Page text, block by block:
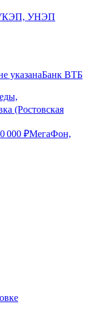
УКЭП, УНЭП
указанаБанк ВТБ
(Ростовская
000 ₽МегаФон,